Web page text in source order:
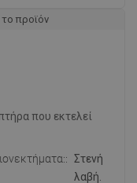
προϊόν
που εκτελεί
Στενή
λαβή.